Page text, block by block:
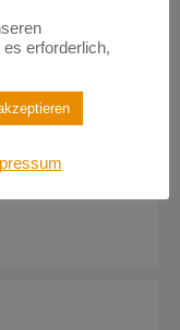
und Alltag
erforderlich,